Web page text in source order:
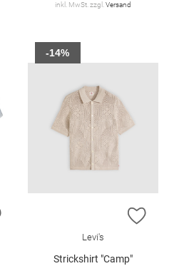
inkl. MwSt. zzgl. Versand
ZUR WUNSCHLISTE HINZUFÜGEN
ZUR
Levi's
Strickshirt "Camp"
-14%